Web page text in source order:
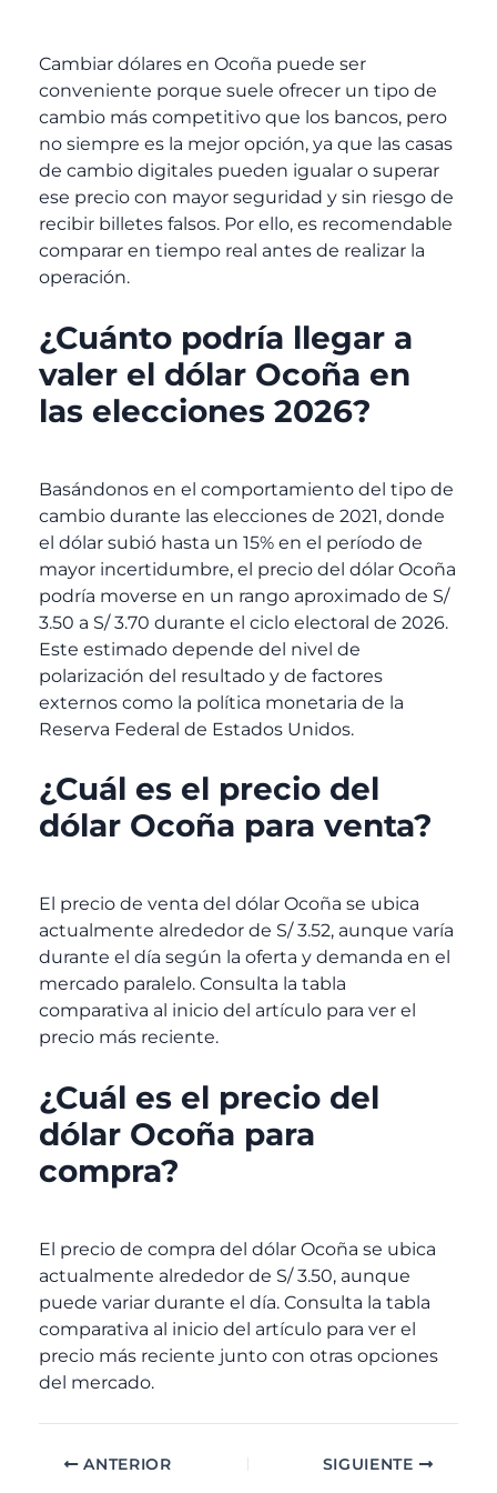
Cambiar dólares en Ocoña puede ser
conveniente porque suele ofrecer un tipo de
cambio más competitivo que los bancos, pero
no siempre es la mejor opción, ya que las casas
de cambio digitales pueden igualar o superar
ese precio con mayor seguridad y sin riesgo de
recibir billetes falsos. Por ello, es recomendable
comparar en tiempo real antes de realizar la
operación.
¿Cuánto podría llegar a
valer el dólar Ocoña en
las elecciones 2026?
Basándonos en el comportamiento del tipo de
cambio durante las elecciones de 2021, donde
el dólar subió hasta un 15% en el período de
mayor incertidumbre, el precio del dólar Ocoña
podría moverse en un rango aproximado de S/
3.50 a S/ 3.70 durante el ciclo electoral de 2026.
Este estimado depende del nivel de
polarización del resultado y de factores
externos como la política monetaria de la
Reserva Federal de Estados Unidos.
¿Cuál es el precio del
dólar Ocoña para venta?
El precio de venta del dólar Ocoña se ubica
actualmente alrededor de S/ 3.52, aunque varía
durante el día según la oferta y demanda en el
mercado paralelo. Consulta la tabla
comparativa al inicio del artículo para ver el
precio más reciente.
¿Cuál es el precio del
dólar Ocoña para
compra?
El precio de compra del dólar Ocoña se ubica
actualmente alrededor de S/ 3.50, aunque
puede variar durante el día. Consulta la tabla
comparativa al inicio del artículo para ver el
precio más reciente junto con otras opciones
del mercado.
ANTERIOR SIGUIENTE